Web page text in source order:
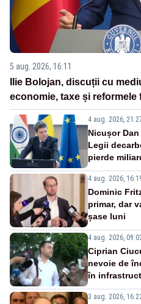
5 aug. 2026, 16:11
Ilie Bolojan, discuții cu
economie, taxe și reformele
4 aug. 2026,
Nicușor
Legii
pierde
4 aug. 2026,
Dominic
primar, dar
șase luni
4 aug. 2026,
Ciprian
nevoie de
în
3 aug. 2026,